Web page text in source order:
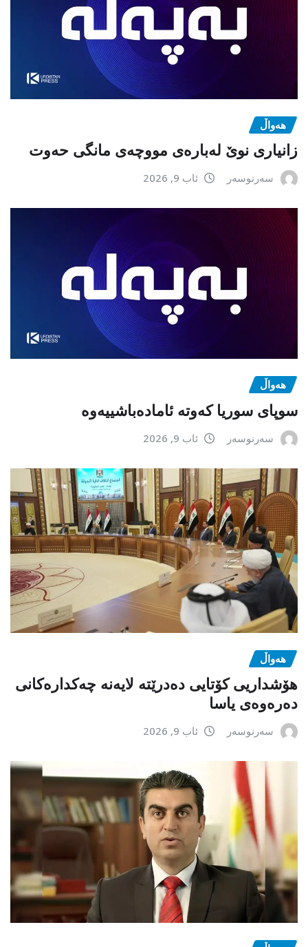
هەواڵ
زانیاری نوێ لەبارەی مووچەی مانگی حەوت
سەرنوسەر ئاب 9, 2026
هەواڵ
سوپای سوریا کەوتە ئامادەباشییەوە
سەرنوسەر ئاب 9, 2026
هەواڵ
هۆشداریی کۆتایی دەدرێتە لایەنە چەکدارەکانی
دەرەوەی یاسا
سەرنوسەر ئاب 9, 2026